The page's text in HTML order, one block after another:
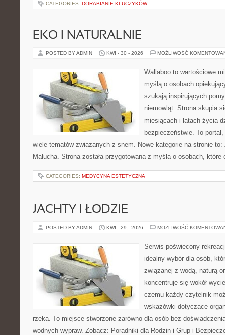
CATEGORIES: DORABIANIE KLUCZYKÓW
EKO I NATURALNIE
POSTED BY ADMIN KWI - 30 - 2026 MOŻLIWOŚĆ
Wallaboo to wartościowe
myślą o osobach
szukają inspirujących
niemowląt. Strona skupia
miesiącach i latach życia
bezpieczeństwie. To
wiele tematów związanych z snem. Nowe kategorie na stronie
Malucha. Strona została przygotowana z myślą o osobach,
CATEGORIES: MEDYCYNA ESTETYCZNA
JACHTY I ŁODZIE
POSTED BY ADMIN KWI - 29 - 2026 MOŻLIWOŚĆ
Serwis poświęcony
idealny wybór dla osób,
związanej z wodą, naturą
koncentruje się wokół
czemu każdy czytelnik
wskazówki dotyczące
rzeką. To miejsce stworzone zarówno dla osób bez
wodnych wypraw. Zobacz: Poradniki dla Rodzin i Grup i